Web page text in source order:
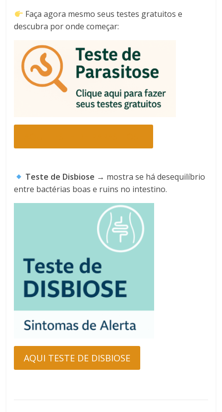
Faça agora mesmo seus testes gratuitos e
descubra por onde começar:
Teste de Disbiose → mostra se há desequilíbrio
entre bactérias boas e ruins no intestino.
AQUI TESTE DE DISBIOSE